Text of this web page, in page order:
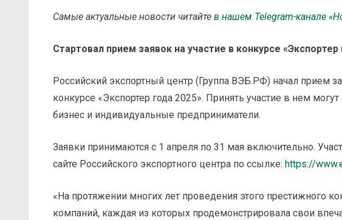
Самые актуальные новости читайте в нашем Telegram-канале
Стартовал прием заявок на участие в конкурсе «Экспортер
Российский экспортный центр (Группа ВЭБ.РФ) начал прием
конкурсе «Экспортер года 2025». Принять участие в нем
бизнес и индивидуальные предприниматели.
Заявки принимаются с 1 апреля по 31 мая включительно.
сайте Российского экспортного центра по ссылке: https://
«На протяжении многих лет проведения этого престижного
компаний, каждая из которых продемонстрировала свои